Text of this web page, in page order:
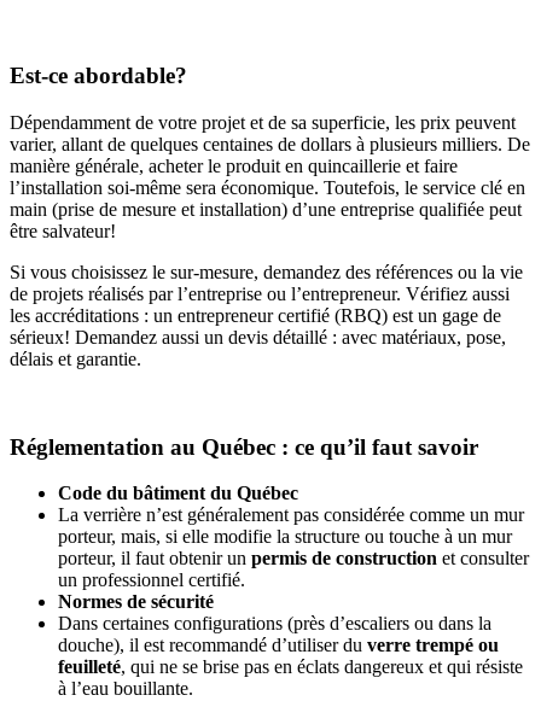
Est-ce abordable?
Dépendamment de votre projet et de sa superficie, les prix peuvent
varier, allant de quelques centaines de dollars à plusieurs milliers. De
manière générale, acheter le produit en quincaillerie et faire
l’installation soi-même sera économique. Toutefois, le service clé en
main (prise de mesure et installation) d’une entreprise qualifiée peut
être salvateur!
Si vous choisissez le sur-mesure, demandez des références ou la vie
de projets réalisés par l’entreprise ou l’entrepreneur. Vérifiez aussi
les accréditations : un entrepreneur certifié (RBQ) est un gage de
sérieux! Demandez aussi un devis détaillé : avec matériaux, pose,
délais et garantie.
Réglementation au Québec : ce qu’il faut savoir
Code du bâtiment du Québec
La verrière n’est généralement pas considérée comme un mur
porteur, mais, si elle modifie la structure ou touche à un mur
porteur, il faut obtenir un permis de construction et consulter
un professionnel certifié.
Normes de sécurité
Dans certaines configurations (près d’escaliers ou dans la
douche), il est recommandé d’utiliser du verre trempé ou
feuilleté, qui ne se brise pas en éclats dangereux et qui résiste
à l’eau bouillante.